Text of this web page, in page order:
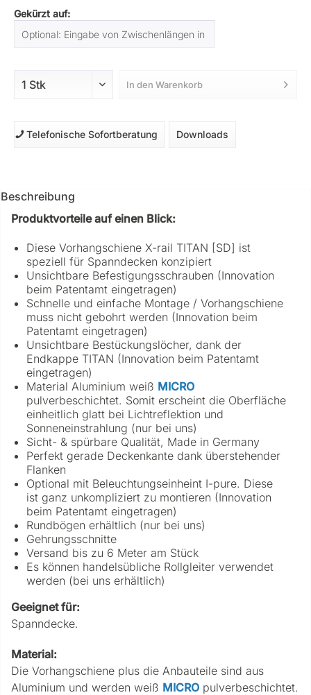
Gekürzt auf:
In den Warenkorb
Telefonische Sofortberatung Downloads
Beschreibung
Produktvorteile auf einen Blick:
Diese Vorhangschiene X-rail TITAN [SD] ist
speziell für Spanndecken konzipiert
Unsichtbare Befestigungsschrauben (Innovation
beim Patentamt eingetragen)
Schnelle und einfache Montage / Vorhangschiene
muss nicht gebohrt werden (Innovation beim
Patentamt eingetragen)
Unsichtbare Bestückungslöcher, dank der
Endkappe TITAN (Innovation beim Patentamt
eingetragen)
Material Aluminium weiß MICRO
pulverbeschichtet. Somit erscheint die Oberfläche
einheitlich glatt bei Lichtreflektion und
Sonneneinstrahlung (nur bei uns)
Sicht- & spürbare Qualität, Made in Germany
Perfekt gerade Deckenkante dank überstehender
Flanken
Optional mit Beleuchtungseinheint I-pure. Diese
ist ganz unkompliziert zu montieren (Innovation
beim Patentamt eingetragen)
Rundbögen erhältlich (nur bei uns)
Gehrungsschnitte
Versand bis zu 6 Meter am Stück
Es können handelsübliche Rollgleiter verwendet
werden (bei uns erhältlich)
Geeignet für:
Spanndecke.
Material:
Die Vorhangschiene plus die Anbauteile sind aus
Aluminium und werden weiß MICRO pulverbeschichtet.